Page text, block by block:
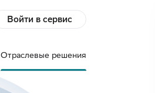
Войти в сервис
Отраслевые решения